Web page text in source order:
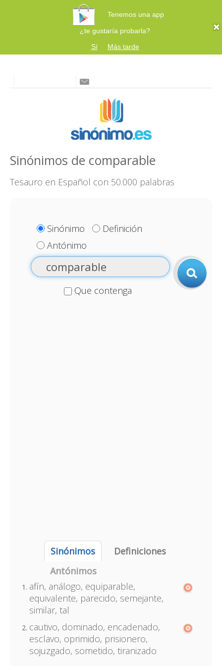
Tenemos una app
¿te gustaría probarla?
Sí
Más tarde
Sinónimos de comparable
Tesauro en Español con 50.000 palabras
Sinónimo
Definición
Antónimo
Que contenga
Sinónimos
Definiciones
Antónimos
afín, análogo, equiparable,
equivalente, parecido, semejante,
similar, tal
cautivo, dominado, encadenado,
esclavo, oprimido, prisionero,
sojuzgado, sometido, tiranizado